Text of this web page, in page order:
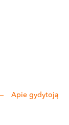
Apie gydytoją